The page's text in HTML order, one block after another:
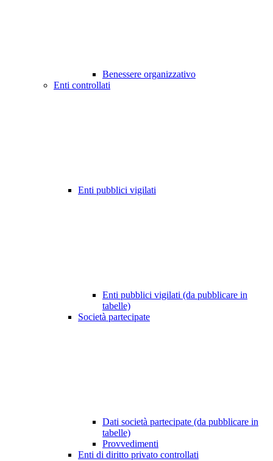
Benessere organizzativo
Enti controllati
Enti pubblici vigilati
Enti pubblici vigilati (da pubblicare in
tabelle)
Società partecipate
Dati società partecipate (da pubblicare in
tabelle)
Provvedimenti
Enti di diritto privato controllati